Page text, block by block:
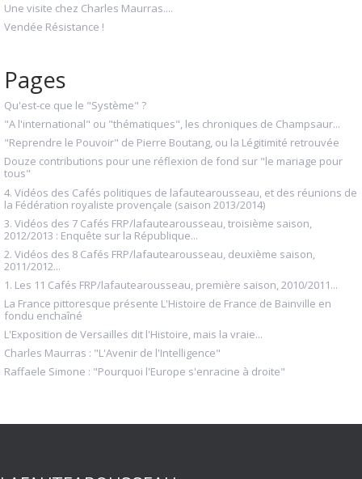
Une visite chez Charles Maurras....
Vendée Résistance !
Pages
Qu'est-ce que le "Système" ?
"A l'international" ou "thématiques", les chroniques de Champsaur...
"Reprendre le Pouvoir" de Pierre Boutang, ou la Légitimité retrouvée
Douze contributions pour une réflexion de fond sur "le mariage pour
tous"
4. Vidéos des Cafés politiques de lafautearousseau, et des réunions de
la Fédération royaliste provençale (saison 2013/2014)
3. Vidéos des 7 Cafés FRP/lafautearousseau, troisième saison,
2012/2013 : Enquête sur la République...
2. Vidéos des 8 Cafés FRP/lafautearousseau, deuxième saison,
2011/2012...
1. Les 11 Cafés FRP/lafautearousseau, première saison, 2010/2011...
La France pittoresque présente L'Histoire de France de Bainville en
fondu enchaîné
L'Exposition de Versailles dit l'Histoire, mais la vraie...
Charles Maurras : "L'Avenir de l'Intelligence"
Raffaele Simone : "Pourquoi l'Europe s'enracine à droite"